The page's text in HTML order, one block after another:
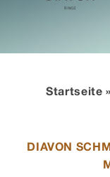
Schmuck
Wellendorff
Hochzeit
Startseite
DIAVON